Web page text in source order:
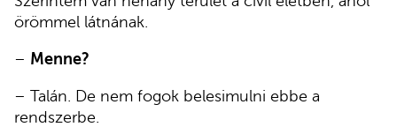
örömmel látnának.
– Menne?
– Talán. De nem fogok belesimulni ebbe a
rendszerbe.